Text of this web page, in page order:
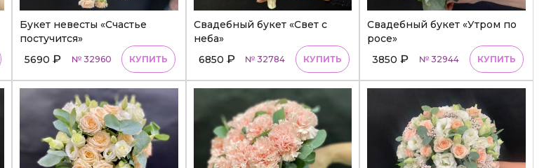
Букет невесты «Счастье
постучится»
5690 ₽ № 32960 КУПИТЬ
Свадебный букет «Свет с
неба»
6850 ₽ № 32784 КУПИТЬ
Свадебный букет «Утром по
росе»
3850₽ № 32944 КУПИТЬ